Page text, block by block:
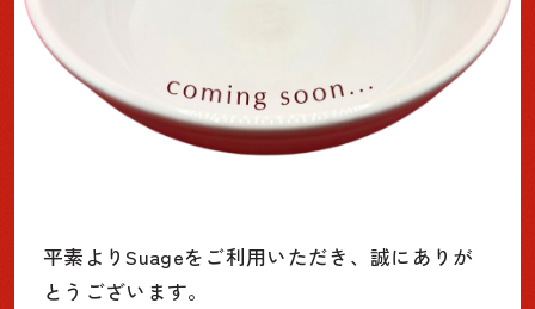
平素よりSuageをご利用いただき、誠にありが
とうございます。